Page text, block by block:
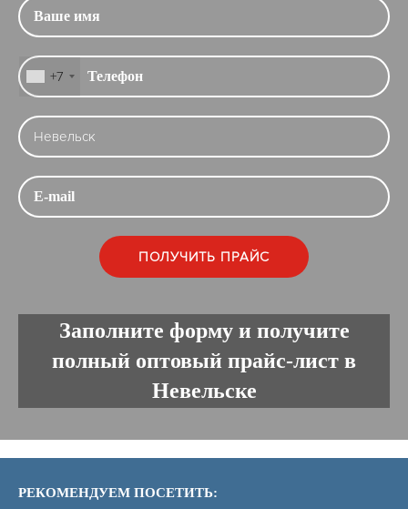
+7
Заполните форму и получите
полный оптовый прайс-лист в
Невельске
РЕКОМЕНДУЕМ ПОСЕТИТЬ: